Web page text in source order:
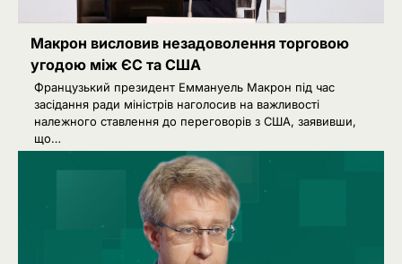
Макрон висловив незадоволення торговою
угодою між ЄС та США
Французький президент Еммануель Макрон під час
засідання ради міністрів наголосив на важливості
належного ставлення до переговорів з США, заявивши,
що…